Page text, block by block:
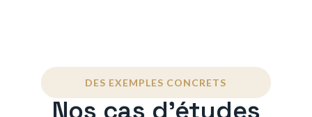
DES EXEMPLES CONCRETS